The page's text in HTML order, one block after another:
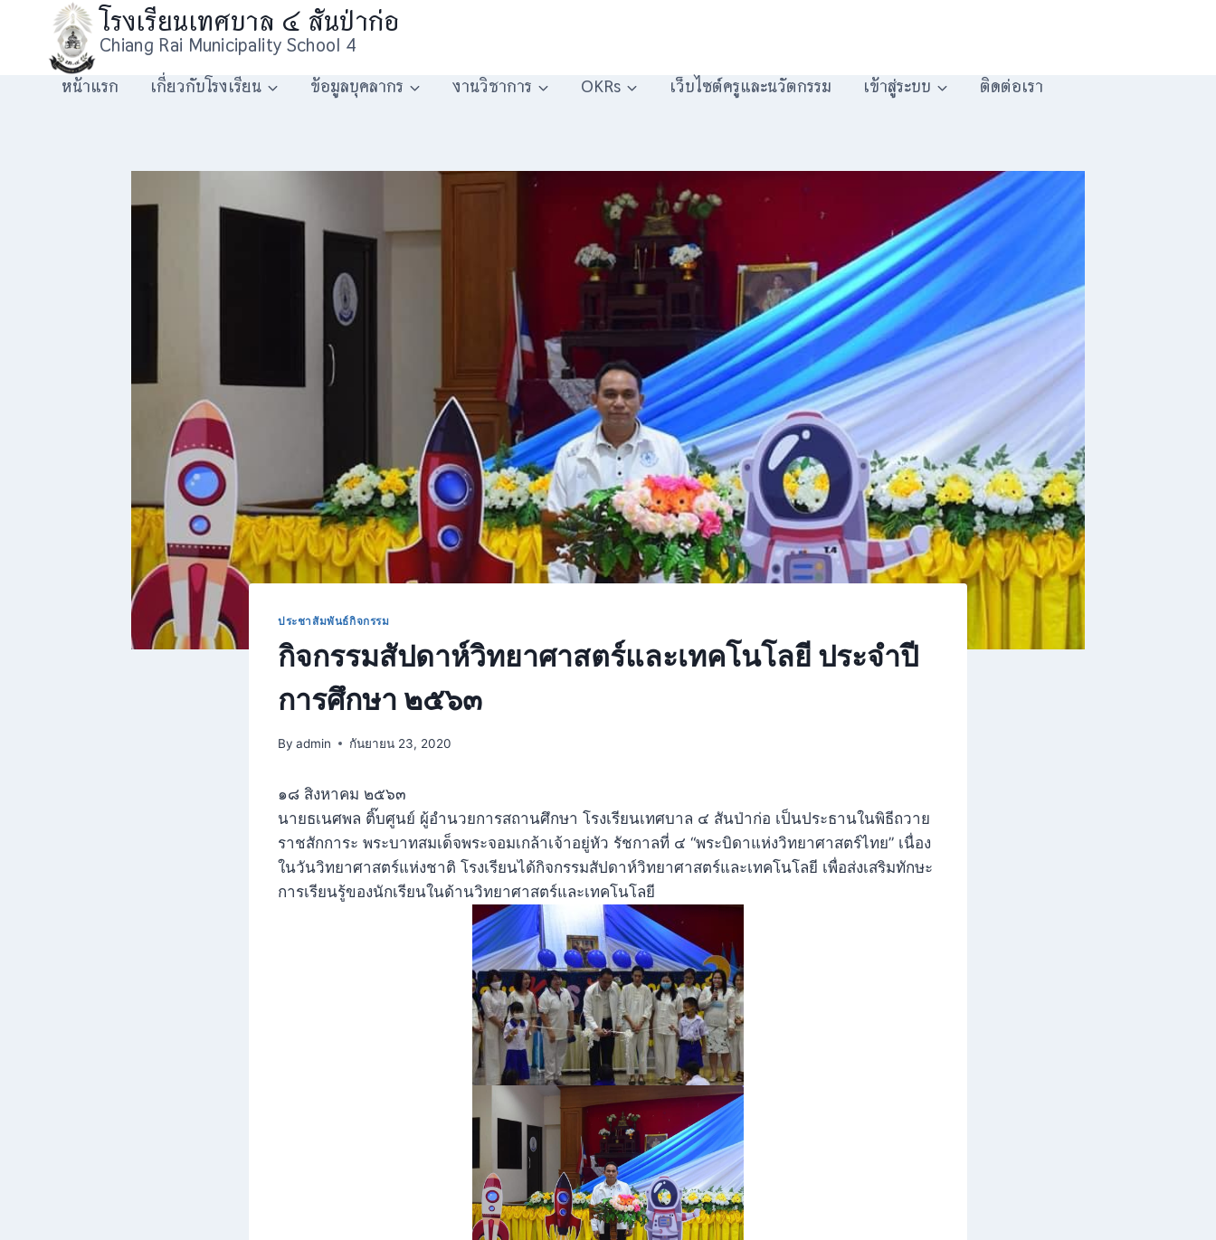
content
โรงเรียนเทศบาล ๔ สันป่าก่อ
Chiang Rai Municipality School 4
หน้าแรก เกี่ยวกับโรงเรียน ข้อมูลบุคลากร งานวิชาการ OKRs เว็บไซต์ครูและนวัตกรรม เข้าสู่ระบบ ติดต่อเรา
ประชาสัมพันธ์กิจกรรม
กิจกรรมสัปดาห์วิทยาศาสตร์และเทคโนโลยี ประจำปี
การศึกษา ๒๕๖๓
By admin กันยายน 23, 2020
๑๘ สิงหาคม ๒๕๖๓
นายธเนศพล ติ๊บศูนย์ ผู้อำนวยการสถานศึกษา โรงเรียนเทศบาล ๔ สันป่าก่อ เป็นประธานในพิธีถวาย
ราชสักการะ พระบาทสมเด็จพระจอมเกล้าเจ้าอยู่หัว รัชกาลที่ ๔ “พระบิดาแห่งวิทยาศาสตร์ไทย” เนื่อง
ในวันวิทยาศาสตร์แห่งชาติ โรงเรียนได้กิจกรรมสัปดาห์วิทยาศาสตร์และเทคโนโลยี เพื่อส่งเสริมทักษะ
การเรียนรู้ของนักเรียนในด้านวิทยาศาสตร์และเทคโนโลยี